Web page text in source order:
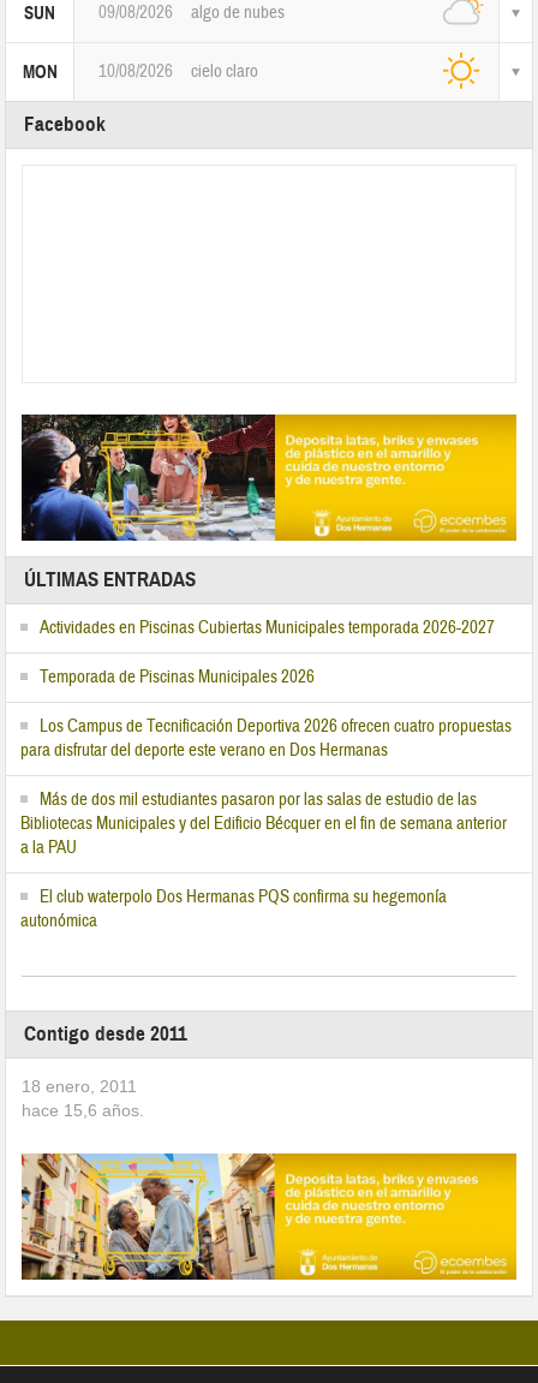
SUN 09/08/2026 algo de nubes
MON 10/08/2026 cielo claro
Facebook
ÚLTIMAS ENTRADAS
Actividades en Piscinas Cubiertas Municipales temporada 2026-2027
Temporada de Piscinas Municipales 2026
Los Campus de Tecnificación Deportiva 2026 ofrecen cuatro propuestas
para disfrutar del deporte este verano en Dos Hermanas
Más de dos mil estudiantes pasaron por las salas de estudio de las
Bibliotecas Municipales y del Edificio Bécquer en el fin de semana anterior
a la PAU
El club waterpolo Dos Hermanas PQS confirma su hegemonía
autonómica
Contigo desde 2011
18 enero, 2011
hace 15,6 años.